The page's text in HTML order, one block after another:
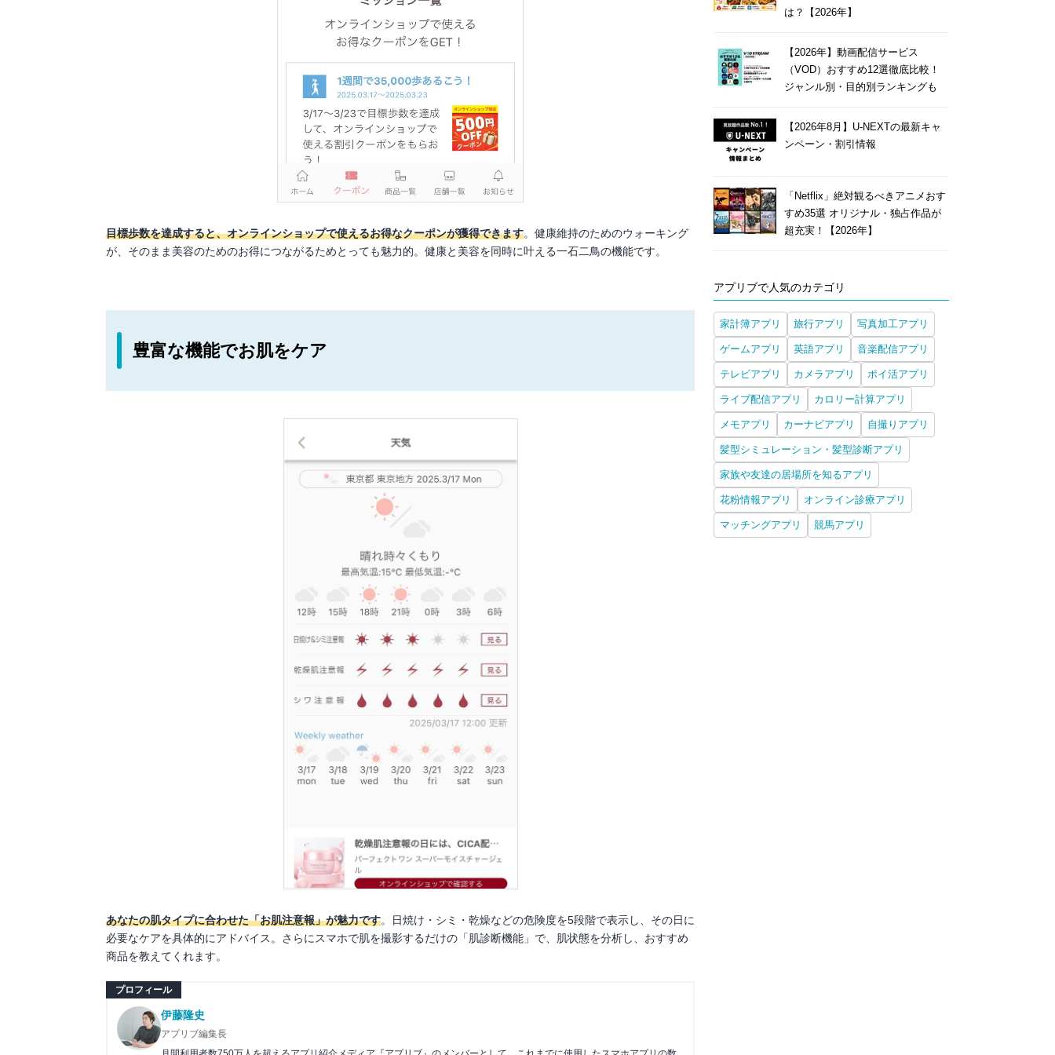
目標歩数を達成すると、オンラインショップで使えるお得なクーポンが獲得できます。健康維持のためのウォーキング
が、そのまま美容のためのお得につながるためとっても魅力的。健康と美容を同時に叶える一石二鳥の機能です。
豊富な機能でお肌をケア
あなたの肌タイプに合わせた「お肌注意報」が魅力です。日焼け・シミ・乾燥などの危険度を5段階で表示し、その日に
必要なケアを具体的にアドバイス。さらにスマホで肌を撮影するだけの「肌診断機能」で、肌状態を分析し、おすすめ
商品を教えてくれます。
プロフィール
伊藤隆史
アプリブ編集長
は？【2026年】
【2026年】動画配信サービス
（VOD）おすすめ12選徹底比較！
ジャンル別・目的別ランキングも
【2026年8月】U-NEXTの最新キャ
ンペーン・割引情報
「Netflix」絶対観るべきアニメおす
すめ35選 オリジナル・独占作品が
超充実！【2026年】
アプリブで人気のカテゴリ
家計簿アプリ 旅行アプリ 写真加工アプリ
ゲームアプリ 英語アプリ 音楽配信アプリ
テレビアプリ カメラアプリ ポイ活アプリ
ライブ配信アプリ カロリー計算アプリ
メモアプリ カーナビアプリ 自撮りアプリ
髪型シミュレーション・髪型診断アプリ
家族や友達の居場所を知るアプリ
花粉情報アプリ オンライン診療アプリ
マッチングアプリ 競馬アプリ